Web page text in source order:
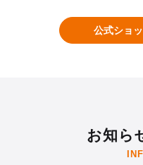
公式ショ
お知ら